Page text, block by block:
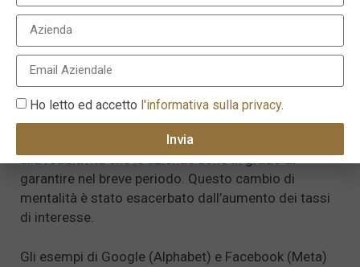
mercato in un contesto globale in cui la crescita era
scarsa. Queste società presentavano enormi
vantaggi competitivi, un’elevata leva operativa e
traiettorie di crescita che sembravano inarrestabili…
Gli investitori hanno spostato la loro attenzione dalle
interessanti prospettive di crescita a lungo termine
alla redditività che le aziende sono in grado di
garantire nel breve periodo. Questo cambio di
mentalità è stato esacerbato dall’aumento dei tassi
di interesse.
Gli esempi di Google (Alphabet) e Facebook (Meta)
Ho letto ed accetto l'informativa sulla privacy.
Invia